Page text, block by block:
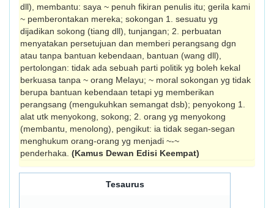
dll), membantu: saya ~ penuh fikiran penulis itu; gerila kami
~ pembe­rontakan mereka; sokongan 1. sesuatu yg
dijadikan sokong (tiang dll), tunjangan; 2. perbuatan
menyata­kan persetujuan dan memberi perangsang dgn
atau tanpa bantuan kebendaan, bantuan (wang dll),
pertolongan: tidak ada sebuah parti politik yg boleh kekal
berkuasa tanpa ~ orang Melayu; ~ moral sokongan yg tidak
berupa bantuan kebendaan tetapi yg mem­berikan
perangsang (mengukuhkan semangat dsb); penyokong 1.
alat utk menyokong, sokong; 2. orang yg menyokong
(membantu, meno­long), pengikut: ia tidak segan-segan
menghukum orang-orang yg menjadi ~-~
penderhaka. (Kamus Dewan Edisi Keempat)
Tesaurus